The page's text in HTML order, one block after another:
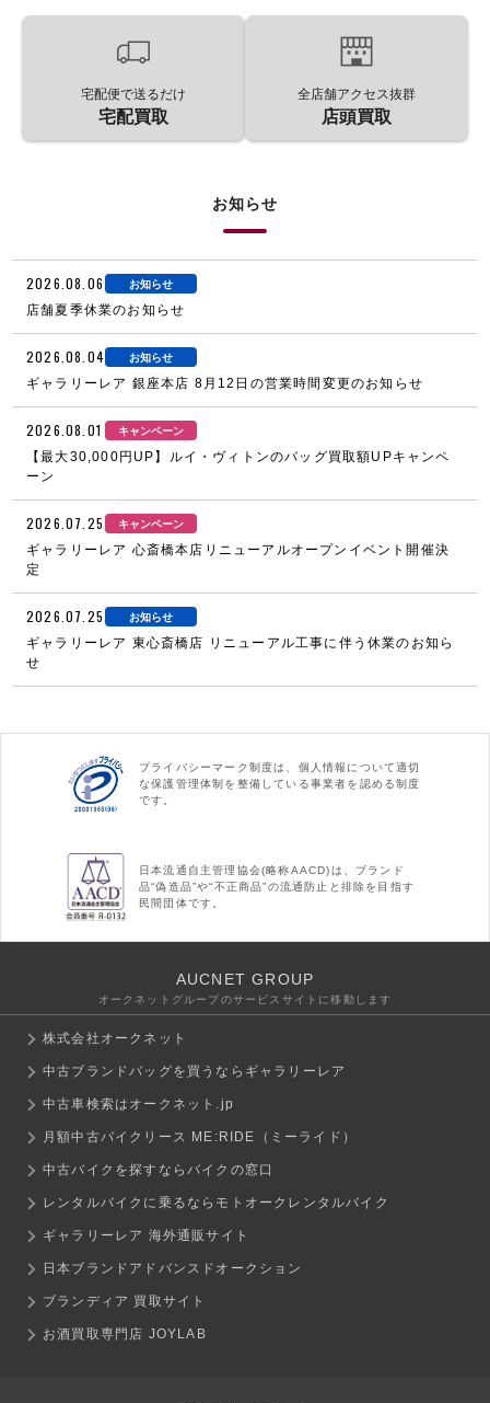
宅配便で送るだけ
宅配買取
全店舗アクセス抜群
店頭買取
お知らせ
2026.08.06 お知らせ
店舗夏季休業のお知らせ
2026.08.04 お知らせ
ギャラリーレア 銀座本店 8月12日の営業時間変更のお知らせ
2026.08.01 キャンペーン
【最大30,000円UP】ルイ・ヴィトンのバッグ買取額UPキャンペ
ーン
2026.07.25 キャンペーン
ギャラリーレア 心斎橋本店リニューアルオープンイベント開催決
定
2026.07.25 お知らせ
ギャラリーレア 東心斎橋店 リニューアル工事に伴う休業のお知ら
せ
プライバシーマーク制度は、個人情報について適切
な保護管理体制を整備している事業者を認める制度
です。
日本流通自主管理協会(略称AACD)は、ブランド
品“偽造品”や“不正商品”の流通防止と排除を目指す
民間団体です。
AUCNET GROUP
オークネットグループのサービスサイトに移動します
株式会社オークネット
中古ブランドバッグを買うならギャラリーレア
中古車検索はオークネット.jp
月額中古バイクリース ME:RIDE（ミーライド）
中古バイクを探すならバイクの窓口
レンタルバイクに乗るならモトオークレンタルバイク
ギャラリーレア 海外通販サイト
日本ブランドアドバンスドオークション
ブランディア 買取サイト
お酒買取専門店 JOYLAB